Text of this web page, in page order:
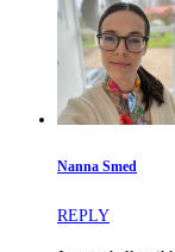
Nanna Smed
REPLY